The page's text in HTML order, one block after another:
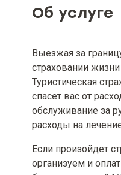
размер
размер
Вид,
Об услуге
Выезжая за
страховании
Туристическая
спасет вас от
обслуживание за
расходы на
Если произойдет
организуем и